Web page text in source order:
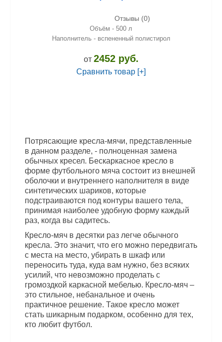
Отзывы (0)
Объём - 500 л
Наполнитель - вспененный полистирол
от 2452 руб.
Сравнить товар [+]
Потрясающие кресла-мячи, представленные
в данном разделе, - полноценная замена
обычных кресел. Бескаркасное кресло в
форме футбольного мяча состоит из внешней
оболочки и внутреннего наполнителя в виде
синтетических шариков, которые
подстраиваются под контуры вашего тела,
принимая наиболее удобную форму каждый
раз, когда вы садитесь.
Кресло-мяч в десятки раз легче обычного
кресла. Это значит, что его можно передвигать
с места на место, убирать в шкаф или
переносить туда, куда вам нужно, без всяких
усилий, что невозможно проделать с
громоздкой каркасной мебелью. Кресло-мяч –
это стильное, небанальное и очень
практичное решение. Такое кресло может
стать шикарным подарком, особенно для тех,
кто любит футбол.